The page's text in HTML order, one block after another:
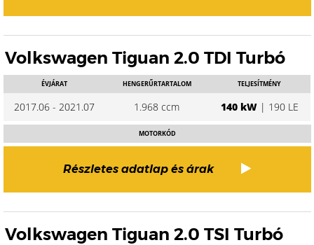
Volkswagen Tiguan 2.0 TDI Turbó
ÉVJÁRAT
2017.06 - 2021.07
HENGERŰRTARTALOM
1.968 ccm
TELJESÍTMÉNY
140 kW| 190 LE
MOTORKÓD
Részletes adatlap és árak
Volkswagen Tiguan 2.0 TSI Turbó